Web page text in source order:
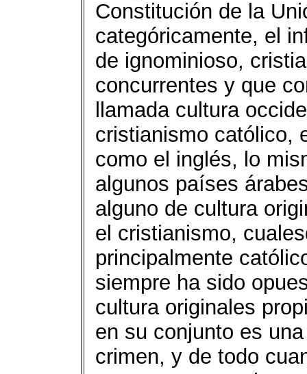
Constitución de la
categóricamente, el
de ignominioso,
concurrentes y que
llamada cultura
cristianismo católico,
como el inglés, lo
algunos países
alguno de cultura
el cristianismo,
principalmente
siempre ha sido
cultura originales
en su conjunto es
crimen, y de todo